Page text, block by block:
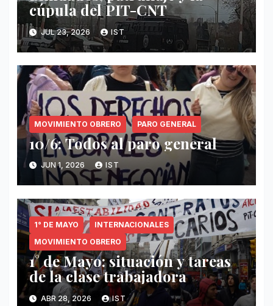
cúpula del PIT-CNT
JUL 23, 2026 IST
MOVIMIENTO OBRERO PARO GENERAL
10/6: Todos al paro general
JUN 1, 2026 IST
1° DE MAYO
INTERNACIONALES
MOVIMIENTO OBRERO
1° de Mayo: situación y tareas
de la clase trabajadora
ABR 28, 2026 IST